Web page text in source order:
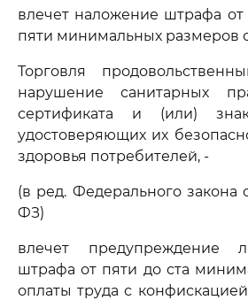
влечет наложение штрафа от
пяти минимальных размеров
Торговля
нарушение санитарных
сертификата и (или)
удостоверяющих их
здоровья потребителей, -
(в ред. Федерального закона
ФЗ)
влечет предупреждение
штрафа от пяти до ста
оплаты труда с